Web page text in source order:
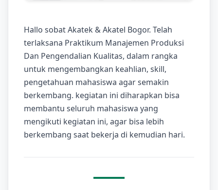
Hallo sobat Akatek & Akatel Bogor. Telah
terlaksana Praktikum Manajemen Produksi
Dan Pengendalian Kualitas, dalam rangka
untuk mengembangkan keahlian, skill,
pengetahuan mahasiswa agar semakin
berkembang. kegiatan ini diharapkan bisa
membantu seluruh mahasiswa yang
mengikuti kegiatan ini, agar bisa lebih
berkembang saat bekerja di kemudian hari.